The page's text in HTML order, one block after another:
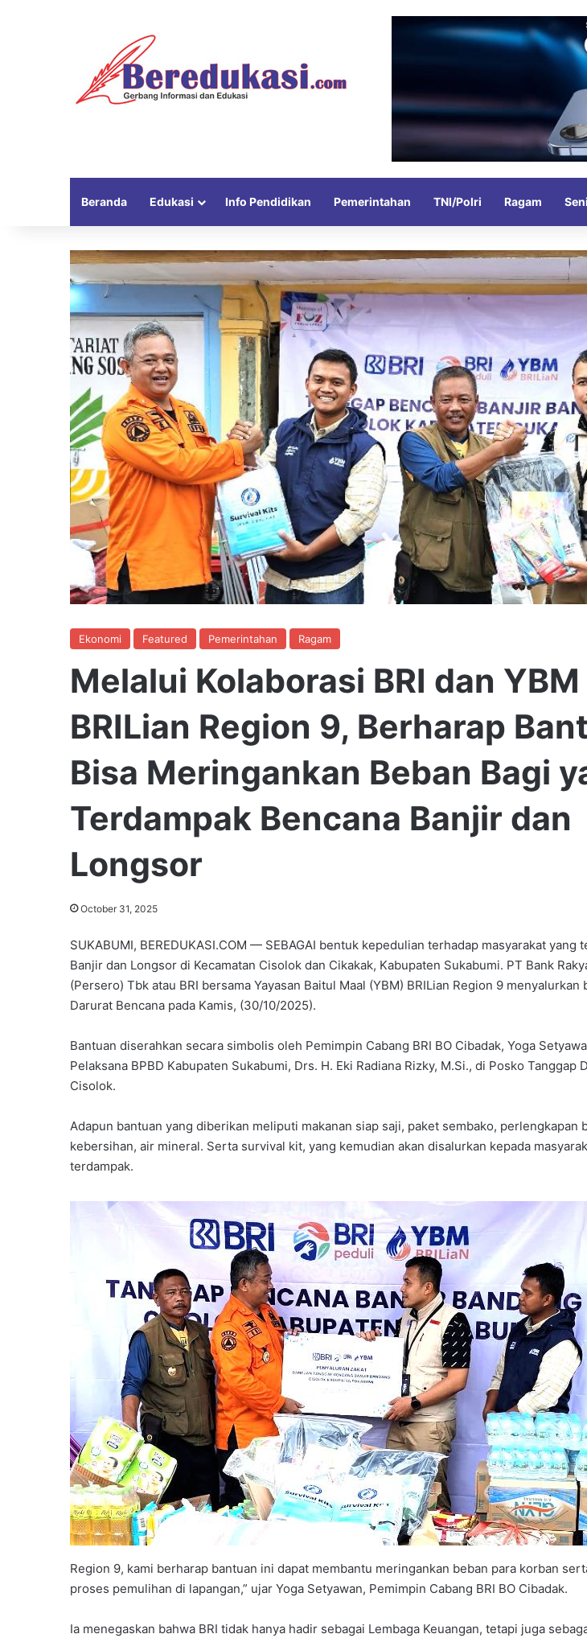
Beranda Edukasi Info Pendidikan Pemerintahan TNI/Polri Ragam
Ekonomi Featured Pemerintahan Ragam
Melalui Kolaborasi BRI dan YBM
BRILian Region 9, Berharap
Bisa Meringankan Beban Bagi
Terdampak Bencana Banjir dan
Longsor
October 31, 2025
SUKABUMI, BEREDUKASI.COM — SEBAGAI bentuk kepedulian terhadap masyarakat yang
Banjir dan Longsor di Kecamatan Cisolok dan Cikakak, Kabupaten Sukabumi. PT Bank
(Persero) Tbk atau BRI bersama Yayasan Baitul Maal (YBM) BRILian Region 9 menyalurkan
Darurat Bencana pada Kamis, (30/10/2025).
Bantuan diserahkan secara simbolis oleh Pemimpin Cabang BRI BO Cibadak, Yoga
Pelaksana BPBD Kabupaten Sukabumi, Drs. H. Eki Radiana Rizky, M.Si., di Posko Tanggap
Cisolok.
Adapun bantuan yang diberikan meliputi makanan siap saji, paket sembako, perlengkapan
kebersihan, air mineral. Serta survival kit, yang kemudian akan disalurkan kepada
terdampak.
Region 9, kami berharap bantuan ini dapat membantu meringankan beban para korban
proses pemulihan di lapangan,” ujar Yoga Setyawan, Pemimpin Cabang BRI BO Cibadak.
Ia menegaskan bahwa BRI tidak hanya hadir sebagai Lembaga Keuangan, tetapi juga